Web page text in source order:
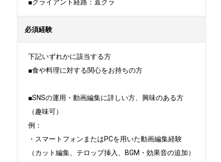
■クライアント経路：直クラ
必須経験
下記いずれかに該当する方
■⾷や料理に対する関⼼をお持ちの⽅
■SNSの運⽤・動画編集に詳しい⽅、興味のある⽅
（趣味可）
例：
・スマートフォンまたはPCを⽤いた動画編集経験
（カット編集、テロップ挿⼊、BGM・効果⾳の追加）